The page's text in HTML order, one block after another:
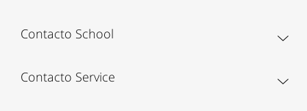
Contacto School
Contacto Service